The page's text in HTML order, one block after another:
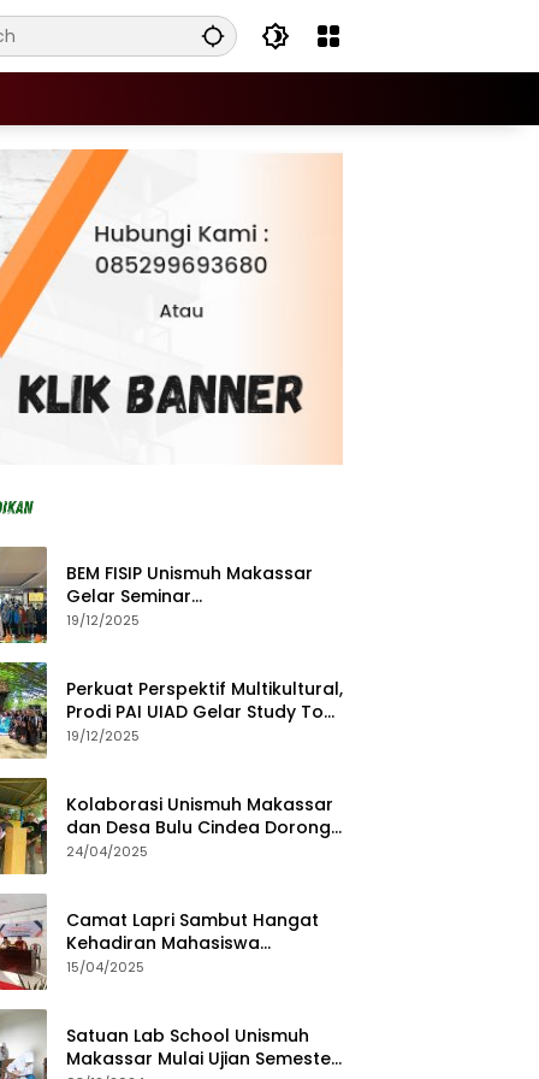
BEM FISIP Unismuh Makassar
Gelar Seminar
Keperempuanan, Bahas
19/12/2025
Perkuat Perspektif Multikultural,
Prodi PAI UIAD Gelar Study Tour
ke Kajang
19/12/2025
Kolaborasi Unismuh Makassar
dan Desa Bulu Cindea Dorong
Sentra Garam Industri
24/04/2025
Camat Lapri Sambut Hangat
Kehadiran Mahasiswa
PoltekMu
15/04/2025
Satuan Lab School Unismuh
Makassar Mulai Ujian Semester,